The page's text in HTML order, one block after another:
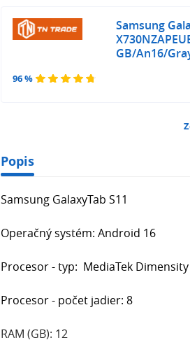
96 %
Samsung
GB/An16/
Popis
Samsung GalaxyTab S11
Operačný systém: Android 16
Procesor - typ: MediaTek
Procesor - počet jadier: 8
RAM (GB): 12